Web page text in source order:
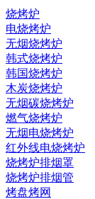
烧烤炉
电烧烤炉
无烟烧烤炉
韩式烧烤炉
韩国烧烤炉
木炭烧烤炉
无烟碳烧烤炉
燃气烧烤炉
无烟电烧烤炉
红外线电烧烤炉
烧烤炉排烟罩
烧烤炉排烟管
烤盘烤网